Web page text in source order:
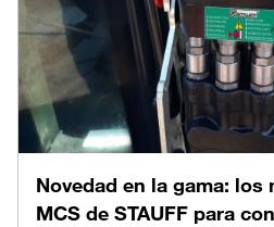
Novedad en la gama:
MCS de STAUFF para